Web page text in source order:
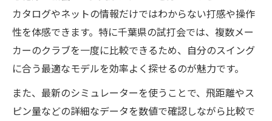
カタログやネットの情報だけではわからない打感や操作
性を体感できます。特に千葉県の試打会では、複数メー
カーのクラブを一度に比較できるため、自分のスイング
に合う最適なモデルを効率よく探せるのが魅力です。
また、最新のシミュレーターを使うことで、飛距離やス
ピン量などの詳細なデータを数値で確認しながら比較で